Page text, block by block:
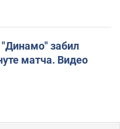
забил
матча. Видео